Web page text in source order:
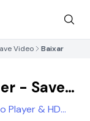
Video Baixar
- Save
Player & HD